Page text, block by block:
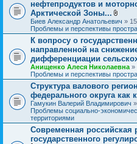
нефтепродуктов и
Арктической Зоны...
В
л
о
ж
е
и
я
Биев Александр Анатольевич »
Проблемы и перспективы
К вопросу о
направленной на
дифференциации
Анищенко Алеся Николаевна »
Проблемы и перспективы
Структура валового
федерального округа как
Гамукин Валерий Владимирович
Проблемы социально-
территориями
Современная российская
государственного